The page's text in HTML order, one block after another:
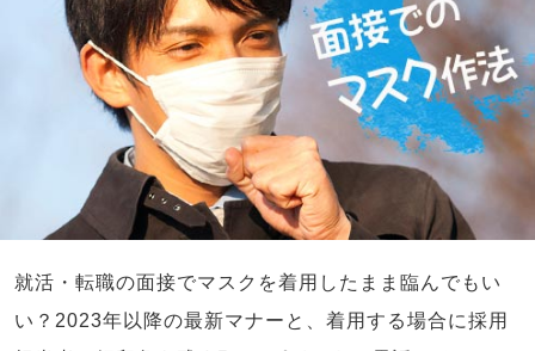
就活・転職の面接でマスクを着用したまま臨んでもい
い？2023年以降の最新マナーと、着用する場合に採用